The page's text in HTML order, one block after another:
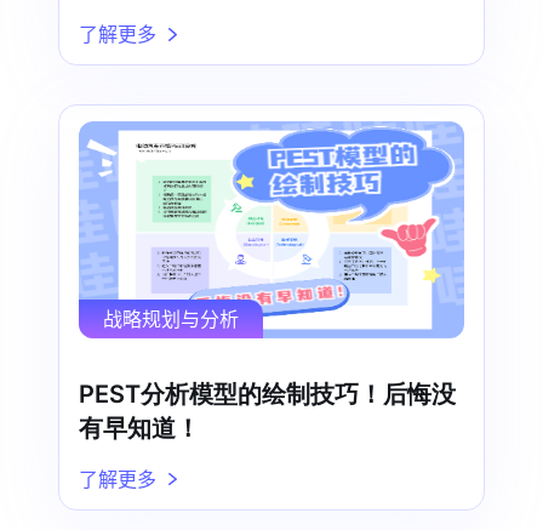
了解更多
战略规划与分析
PEST分析模型的绘制技巧！后悔没
有早知道！
了解更多